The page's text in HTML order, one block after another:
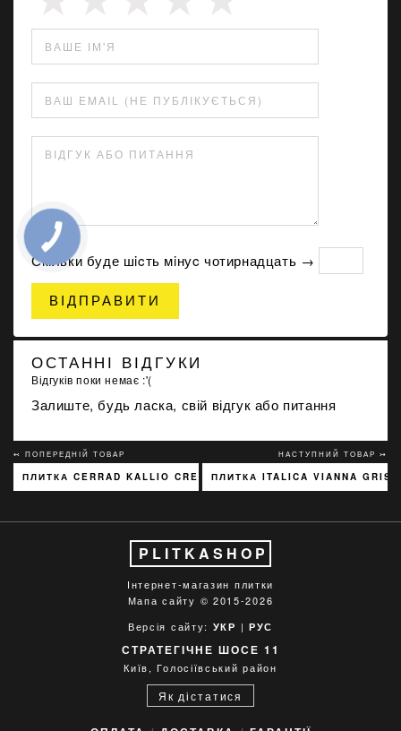
ВАШЕ ІМ'Я
ВАШ EMAIL (НЕ ПУБЛІКУЄТЬСЯ)
ВІДГУК АБО ПИТАННЯ
Скільки буде шicть мiнуc чотирнадцать →
ВІДПРАВИТИ
ОСТАННІ ВІДГУКИ
Відгуків поки немає :'(
Залиште, будь ласка, свій відгук або питання
↢ ПОПЕРЕДНІЙ ТОВАР
ПЛИТКА CERRAD KALLIO CREAM 3768 15X45
НАСТУПНИЙ ТОВАР ↣
ПЛИТКА ITALICA VIANNA GRIS
PLITKASHOP
Інтернет-магазин плитки
Мапа сайту © 2015-2026
Версія сайту: УКР | РУС
СТРАТЕГІЧНЕ ШОСЕ 11
Київ, Голосіївський район
Як дістатися